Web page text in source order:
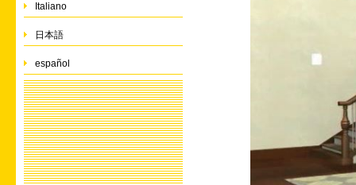
Italiano
日本語
español